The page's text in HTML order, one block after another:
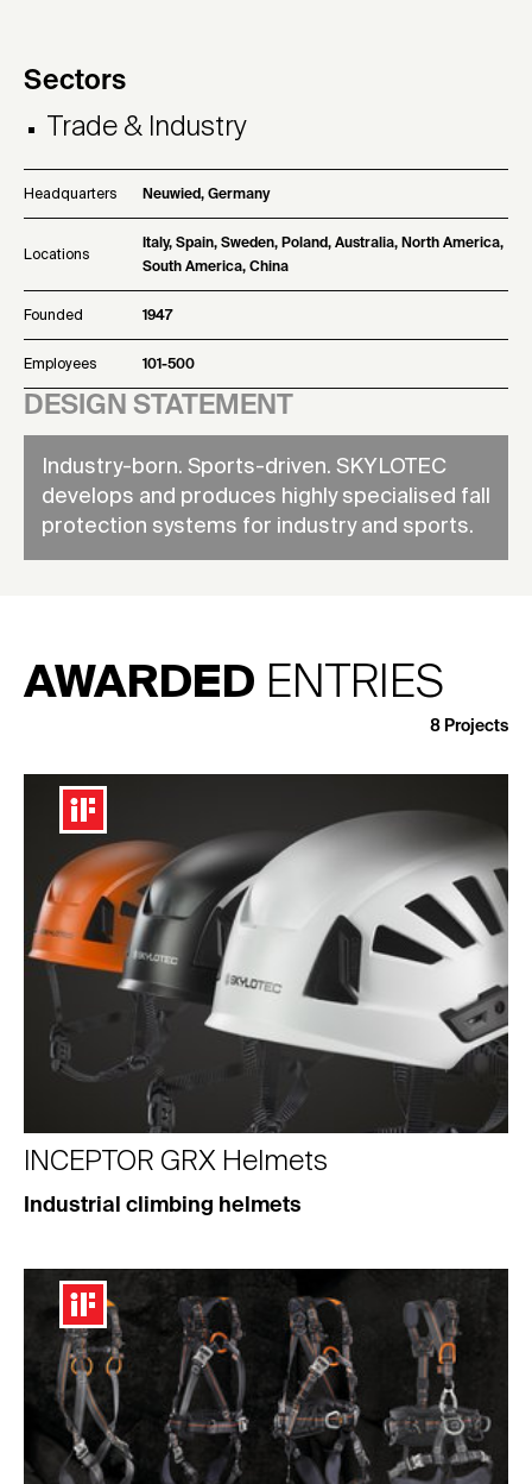
Sectors
Trade & Industry
Headquarters Neuwied, Germany
Locations
Italy, Spain, Sweden, Poland, Australia, North America,
South America, China
Founded 1947
Employees 101-500
DESIGN STATEMENT
Industry-born. Sports-driven. SKYLOTEC
develops and produces highly specialised fall
protection systems for industry and sports.
AWARDED ENTRIES
8 Projects
INCEPTOR GRX Helmets
Industrial climbing helmets